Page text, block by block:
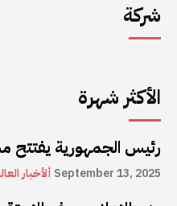
شركة
الأكثر شهرة
رئيس الجمهورية
ألأخبار September 13, 2025